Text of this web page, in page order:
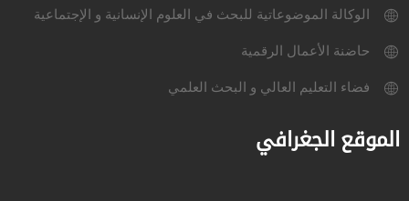
الوكالة الموضوعاتية للبحث في العلوم الإنسانية و الإجتماعية
حاضنة الأعمال الرقمية
فضاء التعليم العالي و البحث العلمي
الموقع الجغرافي